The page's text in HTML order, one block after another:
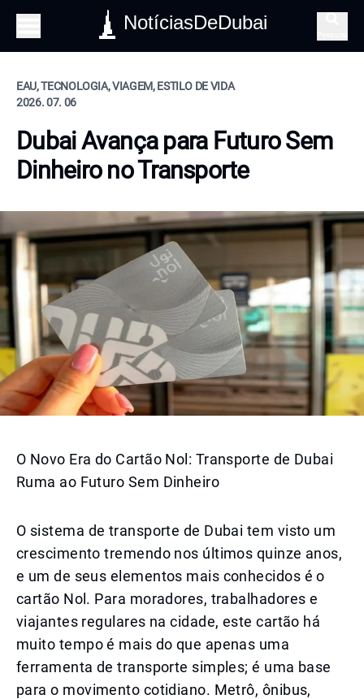
NotíciasDeDubai
EAU, TECNOLOGIA, VIAGEM, ESTILO DE VIDA
2026. 07. 06
Dubai Avança para Futuro Sem
Dinheiro no Transporte
O Novo Era do Cartão Nol: Transporte de Dubai
Ruma ao Futuro Sem Dinheiro
O sistema de transporte de Dubai tem visto um
crescimento tremendo nos últimos quinze anos,
e um de seus elementos mais conhecidos é o
cartão Nol. Para moradores, trabalhadores e
viajantes regulares na cidade, este cartão há
muito tempo é mais do que apenas uma
ferramenta de transporte simples; é uma base
para o movimento cotidiano. Metrô, ônibus,